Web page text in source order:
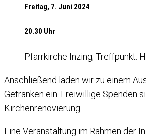
Freitag, 7. Juni 2024
20.30 Uhr
Pfarrkirche Inzing; Treffpunkt:
Anschließend laden wir zu einem
Getränken ein. Freiwillige Spenden
Kirchenrenovierung.
Eine Veranstaltung im Rahmen der